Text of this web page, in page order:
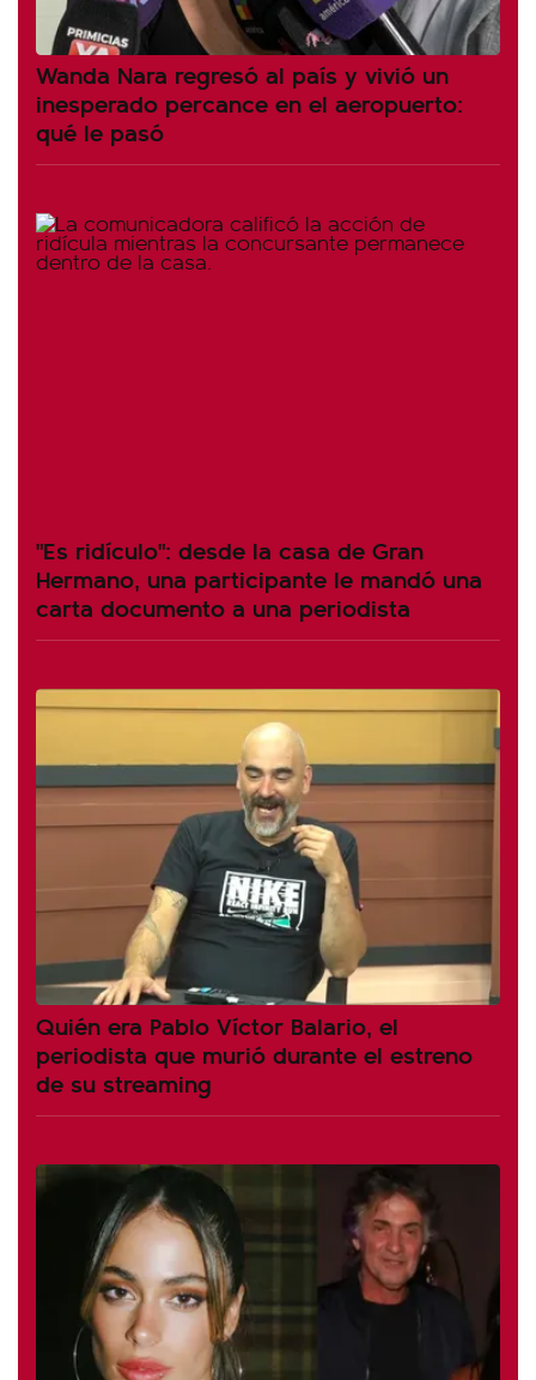
Wanda Nara regresó al país y vivió un
inesperado percance en el aeropuerto:
qué le pasó
"Es ridículo": desde la casa de Gran
Hermano, una participante le mandó una
carta documento a una periodista
Quién era Pablo Víctor Balario, el
periodista que murió durante el estreno
de su streaming